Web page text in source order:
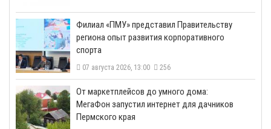
​Филиал «ПМУ» представил Правительству
региона опыт развития корпоративного
спорта
07 августа 2026, 13:00 256
От маркетплейсов до умного дома:
МегаФон запустил интернет для дачников
Пермского края